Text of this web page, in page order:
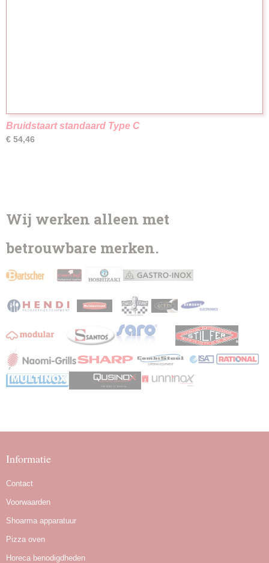
Bruidstaart standaard Type C
€ 54,46
Wij werken alleen met
betrouwbare merken.
Informatie
Contact
Voorwaarden
Shoarma apparatuur
Pizza oven
Horeca benodigdheden